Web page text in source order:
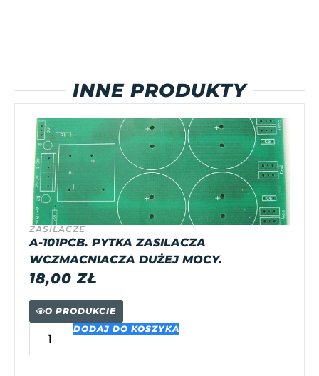
INNE PRODUKTY
ZASILACZE
A-101PCB. PYTKA ZASILACZA
WCZMACNIACZA DUŻEJ MOCY.
18,00ZŁ
O PRODUKCIE
DODAJ DO KOSZYKA